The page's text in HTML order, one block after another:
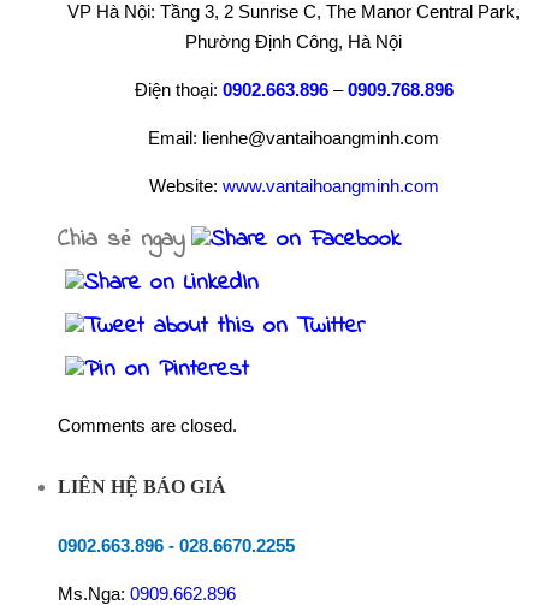
VP Hà Nội: Tầng 3, 2 Sunrise C, The Manor Central Park,
Phường Định Công, Hà Nội
Điện thoại: 0902.663.896–0909.768.896
Email: lienhe@vantaihoangminh.com
Website: www.vantaihoangminh.com
Chia sẻ ngay
Comments are closed.
LIÊN HỆ BÁO GIÁ
0902.663.896 - 028.6670.2255
Ms.Nga: 0909.662.896